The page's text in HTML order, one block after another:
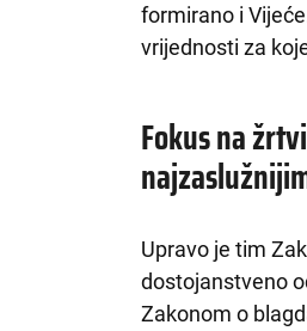
formirano i
vrijednosti za
Fokus na
Upravo je tim
dostojanstveno
Zakonom o